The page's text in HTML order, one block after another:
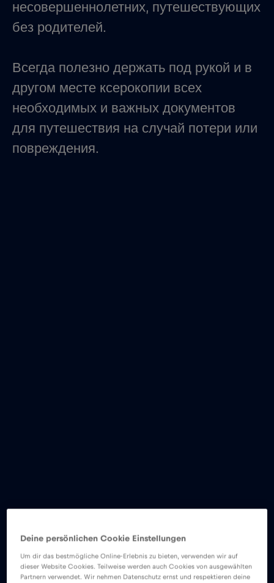
несовершеннолетних, путешествующих
без родителей.
Всегда полезно держать под рукой и в
другом месте ксерокопии всех
необходимых и важных документов
для путешествия на случай потери или
повреждения.
Deine persönlichen Cookie Einstellungen
Um dir das bestmögliche Online-Erlebnis zu bieten, verwenden wir auf
dieser Website Cookies. Teilweise werden auch Cookies von ausgewählten
Partnern verwendet. Wir nehmen Datenschutz ernst und respektieren deine